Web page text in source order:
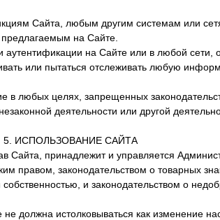
Сайта, любым другим системам или
на Сайте.
аутентификации на Сайте или в любой сети,
или пытаться отслеживать любую
в любых целях, запрещенных
деятельности или другой
5. ИСПОЛЬЗОВАНИЕ САЙТА
Сайта, принадлежит и управляется
правом, законодательством о товарных
и законодательством о
должна истолковываться как изменение